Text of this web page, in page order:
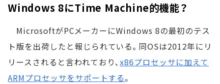
Windows 8にTime Machine的機能？
MicrosoftがPCメーカーにWindows 8の最初のテス
ト版を出荷したと報じられている。同OSは2012年にリ
リースされると言われており、x86プロセッサに加えて
ARMプロセッサをサポートする。